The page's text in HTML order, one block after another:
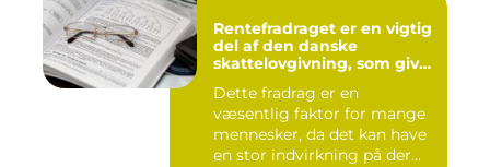
Rentefradraget er en vigtig
del af den danske
skattelovgivning, som giver
at fradrage de
renteudgifter, de har på
deres lån
Dette fradrag er en
væsentlig faktor for mange
mennesker, da det kan have
en stor indvirkning på der...